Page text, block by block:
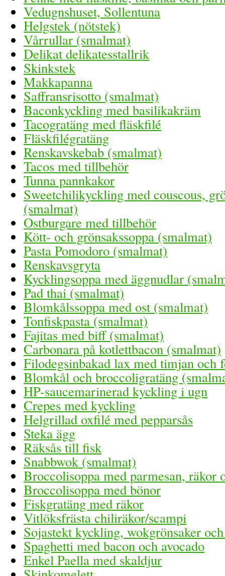
Vedugnshuset, Sollentuna
Helgstek (nötstek)
Vårrullar (smalmat)
Delikat delikatesstallrik
Skinkstek
Makkapanna
Saffransrisotto (smalmat)
Baconkyckling med basilikakräm
Tacogratäng med fläskfilé
Fläskfilégratäng
Renskavskebab (smalmat)
Tacos med tillbehör
Tunna pannkakor
Sweetchilikyckling med couscous,
(smalmat)
Ostburgare med tillbehör
Kött- och grönsakssoppa (smalmat)
Pasta Pomodoro (smalmat)
Renskavsgryta
Kycklingsoppa med äggnudlar
Pad thai (smalmat)
Blomkålssoppa med ost (smalmat)
Tonfiskpasta (smalmat)
Fajitas med biff (smalmat)
Carbonara på kotlettbacon (smalmat)
Filodegsinbakad lax med timjan och
Blomkål och broccoligratäng
HP-saucemarinerad kyckling i ugn
Crepes med kyckling
Helgrillad oxfilé med pepparsås
Steka ägg
Räksås till fisk
Snabbwok (smalmat)
Broccolisoppa med parmesan, räkor
Broccolisoppa med bönor
Fiskgratäng med räkor
Vitlöksfrästa chiliräkor/scampi
Sojastekt kyckling, wokgrönsaker
Spaghetti med bacon och avocado
Enkel Paella med skaldjur